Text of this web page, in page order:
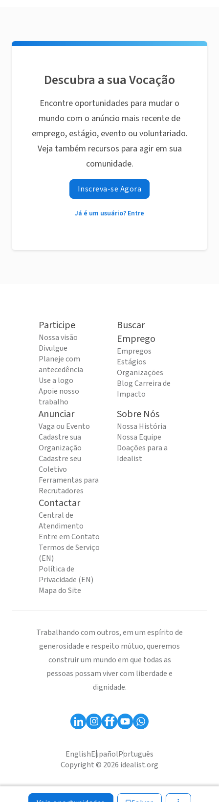
Descubra a sua Vocação
Encontre oportunidades para mudar o
mundo com o anúncio mais recente de
emprego, estágio, evento ou voluntariado.
Veja também recursos para agir em sua
comunidade.
Inscreva-se Agora
Já é um usuário? Entre
Participe
Nossa visão
Divulgue
Planeje com
antecedência
Use a logo
Apoie nosso
trabalho
Buscar
Emprego
Empregos
Estágios
Organizações
Blog Carreira de
Impacto
Anunciar
Vaga ou Evento
Cadastre sua
Organização
Cadastre seu
Coletivo
Ferramentas para
Recrutadores
Sobre Nós
Nossa História
Nossa Equipe
Doações para a
Idealist
Contactar
Central de
Atendimento
Entre em Contato
Termos de Serviço
(EN)
Política de
Privacidade (EN)
Mapa do Site
Trabalhando com outros, em um espírito de
generosidade e respeito mútuo, queremos
construir um mundo em que todas as
pessoas possam viver com liberdade e
dignidade.
EnglishEspañolPortuguês
Copyright © 2026 idealist.org